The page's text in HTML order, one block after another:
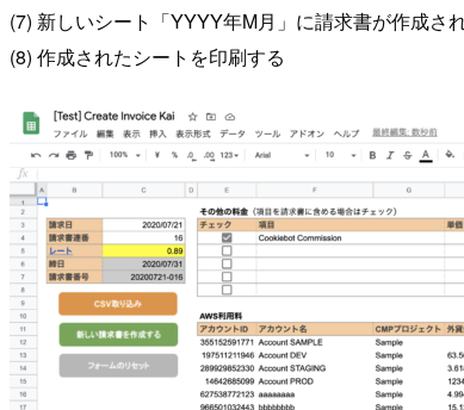
(7) 新しいシート「YYYY年M月」に請求書が作成さ
(8) 作成されたシートを印刷する